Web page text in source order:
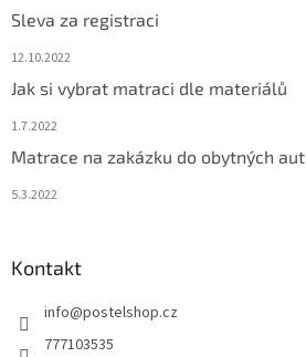
Sleva za registraci
12.10.2022
Jak si vybrat matraci dle materiálů
1.7.2022
Matrace na zakázku do obytných aut
5.3.2022
Kontakt
info@postelshop.cz
777103535